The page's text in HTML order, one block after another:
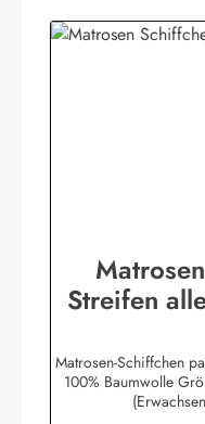
Streifen
Matrosen-Schiffchen
100% Baumwolle